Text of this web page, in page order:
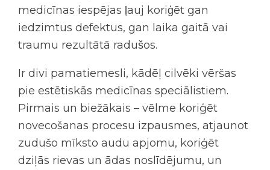
medicīnas iespējas ļauj koriģēt gan
iedzimtus defektus, gan laika gaitā vai
traumu rezultātā radušos.
Ir divi pamatiemesli, kādēļ cilvēki vēršas
pie estētiskās medicīnas speciālistiem.
Pirmais un biežākais – vēlme koriģēt
novecošanas procesu izpausmes, atjaunot
zudušo mīksto audu apjomu, koriģēt
dziļās rievas un ādas noslīdējumu, un